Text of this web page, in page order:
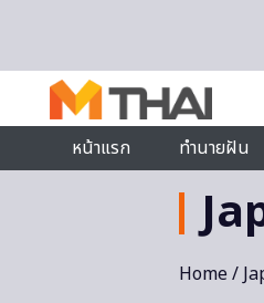
หน้าแรก
ทำนายฝัน
Home/